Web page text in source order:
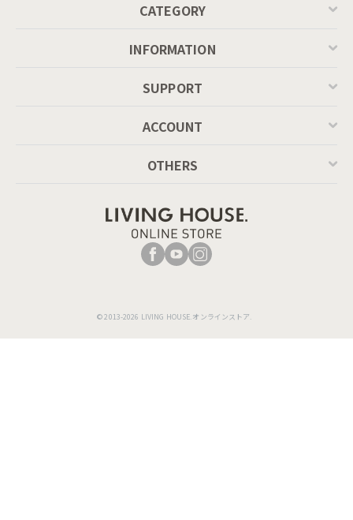
CATEGORY
INFORMATION
SUPPORT
ACCOUNT
OTHERS
© 2013-2026 LIVING HOUSE.オンラインストア.